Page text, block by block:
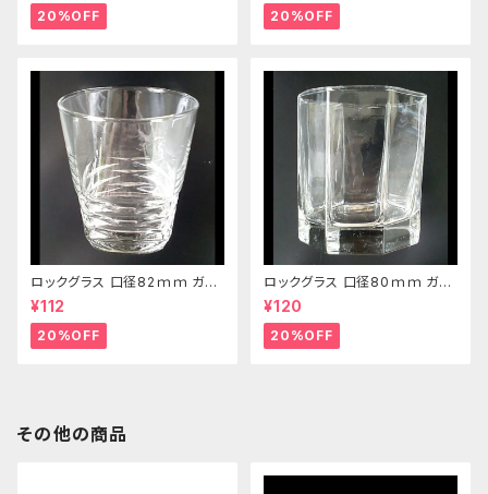
20%OFF 20%OFF
ロックグラス 口径82ｍｍ ガラ
ス製 250cc
¥112
20%OFF
ロックグラス 口径80ｍｍ ガラ
ス製 220cc
¥120
20%OFF
その他の商品